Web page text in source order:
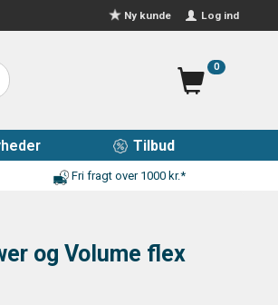
Log ind
Ny kunde
0
Tilbud
Fri fragt over 1000 kr.*
og Volume flex